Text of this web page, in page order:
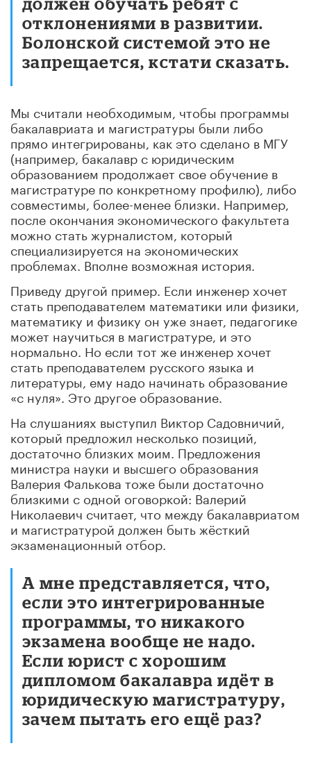
отклонениями в развитии.
Болонской системой это не
запрещается, кстати сказать.
Мы считали необходимым, чтобы программы
бакалавриата и магистратуры были либо
прямо интегрированы, как это сделано в МГУ
(например, бакалавр с юридическим
образованием продолжает свое обучение в
магистратуре по конкретному профилю), либо
совместимы, более-менее близки. Например,
после окончания экономического факультета
можно стать журналистом, который
специализируется на экономических
проблемах. Вполне возможная история.
Приведу другой пример. Если инженер хочет
стать преподавателем математики или физики,
математику и физику он уже знает, педагогике
может научиться в магистратуре, и это
нормально. Но если тот же инженер хочет
стать преподавателем русского языка и
литературы, ему надо начинать образование
«с нуля». Это другое образование.
На слушаниях выступил Виктор Садовничий,
который предложил несколько позиций,
достаточно близких моим. Предложения
министра науки и высшего образования
Валерия Фалькова тоже были достаточно
близкими с одной оговоркой: Валерий
Николаевич считает, что между бакалавриатом
и магистратурой должен быть жёсткий
экзаменационный отбор.
А мне представляется, что,
если это интегрированные
программы, то никакого
экзамена вообще не надо.
Если юрист с хорошим
дипломом бакалавра идёт в
юридическую магистратуру,
зачем пытать его ещё раз?